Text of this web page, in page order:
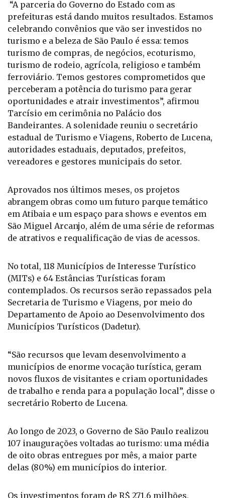
“A parceria do Governo do Estado com as
prefeituras está dando muitos resultados. Estamos
celebrando convênios que vão ser investidos no
turismo e a beleza de São Paulo é essa: temos
turismo de compras, de negócios, ecoturismo,
turismo de rodeio, agrícola, religioso e também
ferroviário. Temos gestores comprometidos que
perceberam a potência do turismo para gerar
oportunidades e atrair investimentos”, afirmou
Tarcísio em cerimônia no Palácio dos
Bandeirantes. A solenidade reuniu o secretário
estadual de Turismo e Viagens, Roberto de Lucena,
autoridades estaduais, deputados, prefeitos,
Aprovados nos últimos meses, os projetos
abrangem obras como um futuro parque temático
em Atibaia e um espaço para shows e eventos em
São Miguel Arcanjo, além de uma série de reformas
No total, 118 Municípios de Interesse Turístico
(MITs) e 64 Estâncias Turísticas foram
contemplados. Os recursos serão repassados pela
Secretaria de Turismo e Viagens, por meio do
Departamento de Apoio ao Desenvolvimento dos
“São recursos que levam desenvolvimento a
municípios de enorme vocação turística, geram
novos fluxos de visitantes e criam oportunidades
de trabalho e renda para a população local”, disse o
Ao longo de 2023, o Governo de São Paulo realizou
107 inaugurações voltadas ao turismo: uma média
de oito obras entregues por mês, a maior parte